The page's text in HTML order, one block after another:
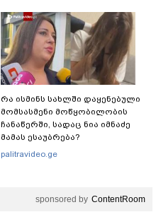
რა ისმინს სახლში დაყენებული
მომსასმენი მოწყობილობის
ჩანაწერში, სადაც ნია იმნაძე
მამას ესაუბრება?
palitravideo.ge
sponsored by ContentRoom